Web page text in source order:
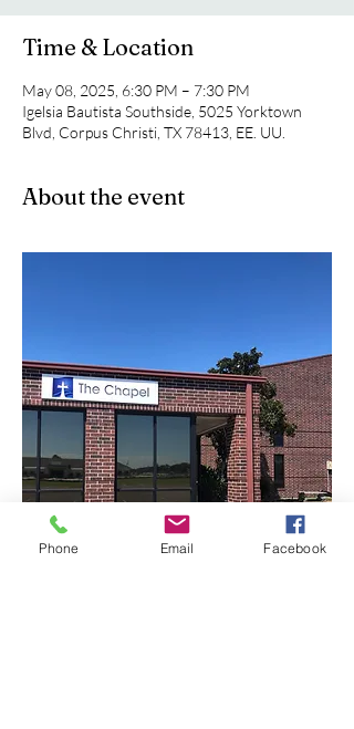
Time & Location
May 08, 2025, 6:30 PM – 7:30 PM
Igelsia Bautista Southside, 5025 Yorktown
Blvd, Corpus Christi, TX 78413, EE. UU.
About the event
Phone Email Facebook